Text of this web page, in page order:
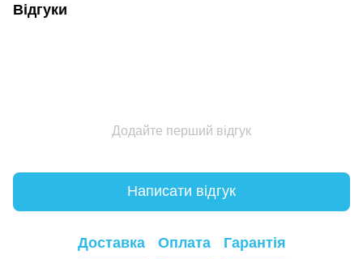
Відгуки
Додайте перший відгук
Написати відгук
Доставка Оплата Гарантія